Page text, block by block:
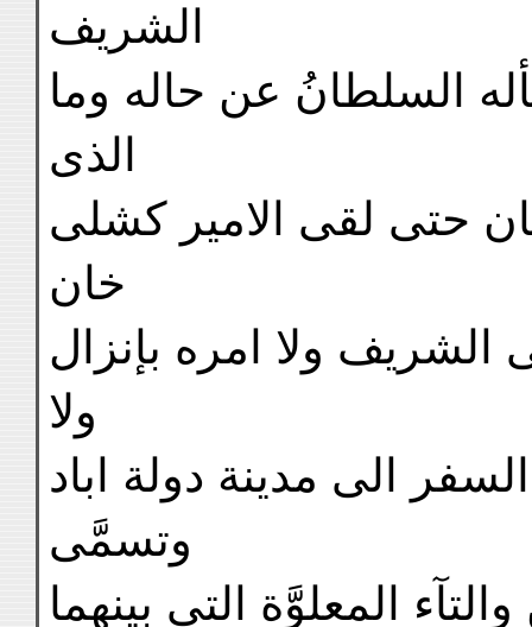
الشريف
السلطانُ عن حاله وما
الذى
حتى لقى الامير كشلى
خان
ولا امره بإنزال
ولا
الى مدينة دولة اباد
وتسمَّى
المعلوَّة التى بينهما